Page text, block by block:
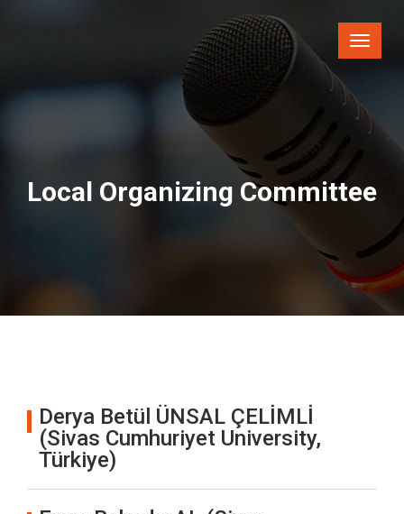
Toggle
Local Organizing Committee
Derya Betül ÜNSAL ÇELİMLİ
(Sivas Cumhuriyet University,
Türkiye)